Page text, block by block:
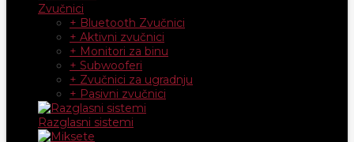
Zvučnici
+ Bluetooth Zvučnici
+ Aktivni zvučnici
+ Monitori za binu
+ Subwooferi
+ Zvučnici za ugradnju
+ Pasivni zvučnici
Razglasni sistemi